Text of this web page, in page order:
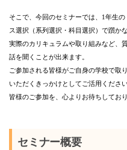
そこで、今回のセミナーでは、1年生の
ス選択（系列選択・科目選択）で躓か
実際のカリキュラムや取り組みなど、
話を聞くことが出来ます。
ご参加される皆様がご自身の学校で取
いただくきっかけとしてご活用ください
皆様のご参加を、心よりお待ちしており
セミナー概要